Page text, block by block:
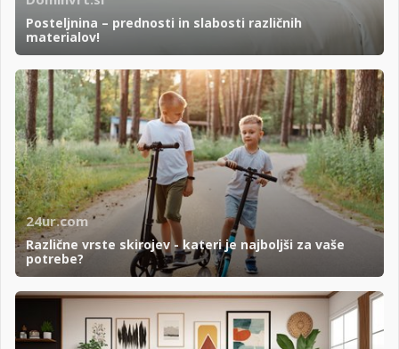
Posteljnina – prednosti in slabosti različnih
materialov!
24ur.com
Različne vrste skirojev - kateri je najboljši za vaše
potrebe?